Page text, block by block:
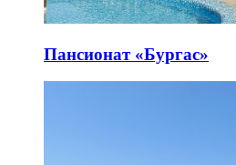
Пансионат «Бургас»